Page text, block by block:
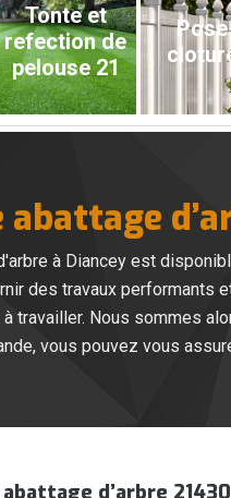
Tonte et
refection de
pelouse 21
à Diancey est
des travaux performants
à travailler. Nous sommes
vous pouvez vous
d’arbre